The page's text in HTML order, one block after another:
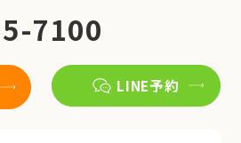
7100
LINE予約